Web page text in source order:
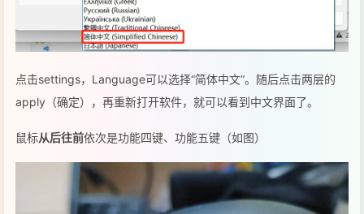
点击settings，Language可以选择“简体中文”。随后点击两层的
apply（确定），再重新打开软件，就可以看到中文界面了。
鼠标从后往前依次是功能四键、功能五键（如图）